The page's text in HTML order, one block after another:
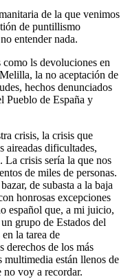
de la que venimos
de puntillismo
entender nada.
ls devoluciones en
la no aceptación de
hechos denunciados
Pueblo de España y
crisis, la crisis que
aireadas dificultades,
La crisis sería la que nos
de miles de personas.
de subasta a la baja
honrosas excepciones
español que, a mi juicio,
grupo de Estados del
la tarea de
derechos de los más
multimedia están llenos de
no voy a recordar.